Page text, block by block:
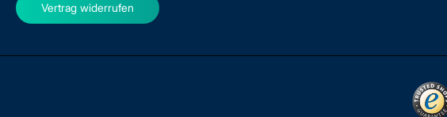
Vertrag widerrufen